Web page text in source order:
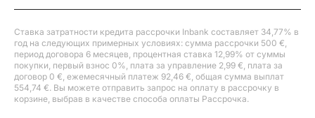
Ставка затратности кредита рассрочки Inbank составляет 34,77% в
год на следующих примерных условиях: сумма рассрочки 500 €,
период договора 6 месяцев, процентная ставка 12,99% от суммы
покупки, первый взнос 0%, плата за управление 2,99 €, плата за
договор 0 €, ежемесячный платеж 92,46 €, общая сумма выплат
554,74 €. Вы можете отправить запрос на оплату в рассрочку в
корзине, выбрав в качестве способа оплаты Рассрочка.